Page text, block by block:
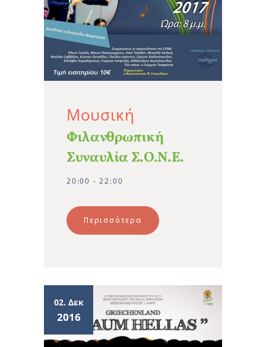
Μουσική
Φιλανθρωπική
Συναυλία Σ.Ο.Ν.Ε.
20:00 - 22:00
Περισσότερα
02. Δεκ
2016